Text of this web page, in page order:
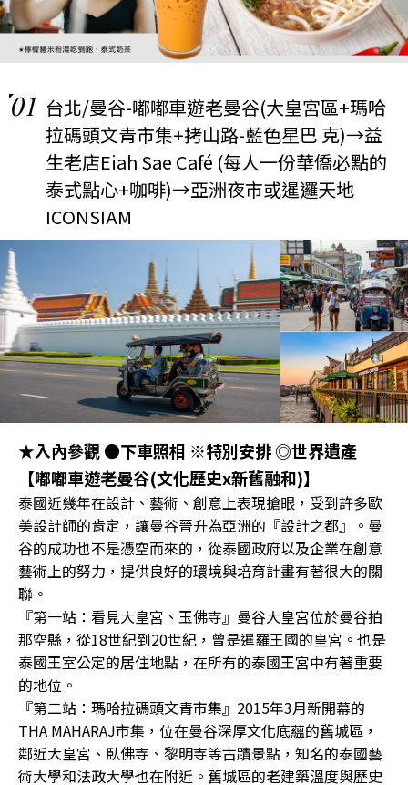
01 台北/曼谷-嘟嘟車遊老曼谷(大皇宮區+瑪哈
拉碼頭文青市集+拷山路-藍色星巴 克)→益
生老店Eiah Sae Café (每人一份華僑必點的
泰式點心+咖啡)→亞洲夜市或暹邏天地
ICONSIAM
★入內參觀 ●下車照相 ※特別安排 ◎世界遺產
【嘟嘟車遊老曼谷(文化歷史x新舊融和)】
泰國近幾年在設計、藝術、創意上表現搶眼，受到許多歐
美設計師的肯定，讓曼谷晉升為亞洲的『設計之都』。曼
谷的成功也不是憑空而來的，從泰國政府以及企業在創意
藝術上的努力，提供良好的環境與培育計畫有著很大的關
聯。
『第一站：看見大皇宮、玉佛寺』曼谷大皇宮位於曼谷拍
那空縣，從18世紀到20世紀，曾是暹羅王國的皇宮。也是
泰國王室公定的居住地點，在所有的泰國王宮中有著重要
的地位。
『第二站：瑪哈拉碼頭文青市集』2015年3月新開幕的
THA MAHARAJ市集，位在曼谷深厚文化底蘊的舊城區，
鄰近大皇宮、臥佛寺、黎明寺等古蹟景點，知名的泰國藝
術大學和法政大學也在附近。舊城區的老建築溫度與歷史